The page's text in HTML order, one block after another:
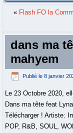
« Flash FO la
dans ma
mahyem
Publié le 8 janvier
Le 23 Octobre 2020,
Dans ma tête feat
Télécharger ! Artiste:
POP, R&B, SOUL,